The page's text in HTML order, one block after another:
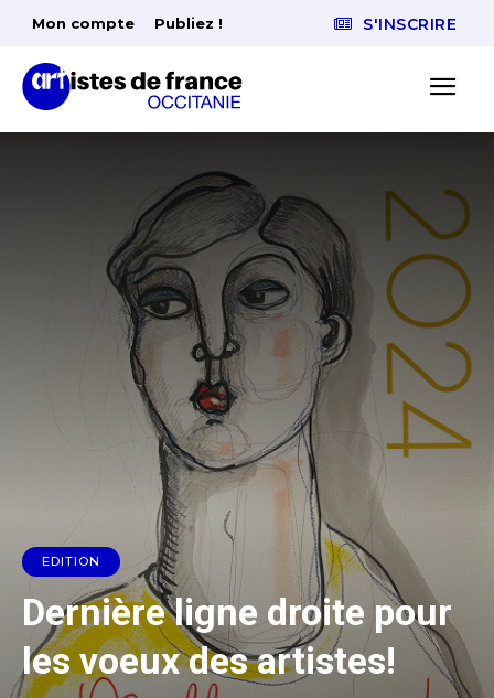
Mon compte Publiez ! S'INSCRIRE
EDITION
Dernière ligne droite pour
les voeux des artistes!